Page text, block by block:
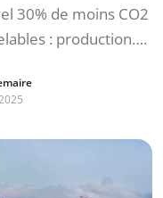
30% de moins CO2
: production….